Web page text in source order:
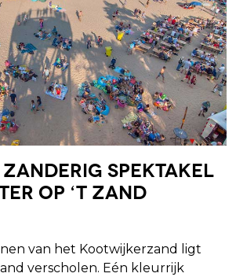
spektakel
op ‘t Zand
van het Kootwijkerzand ligt
verscholen. Eén kleurrijk